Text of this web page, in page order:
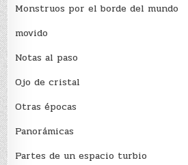
Monstruos por el borde del mundo
movido
Notas al paso
Ojo de cristal
Otras épocas
Panorámicas
Partes de un espacio turbio